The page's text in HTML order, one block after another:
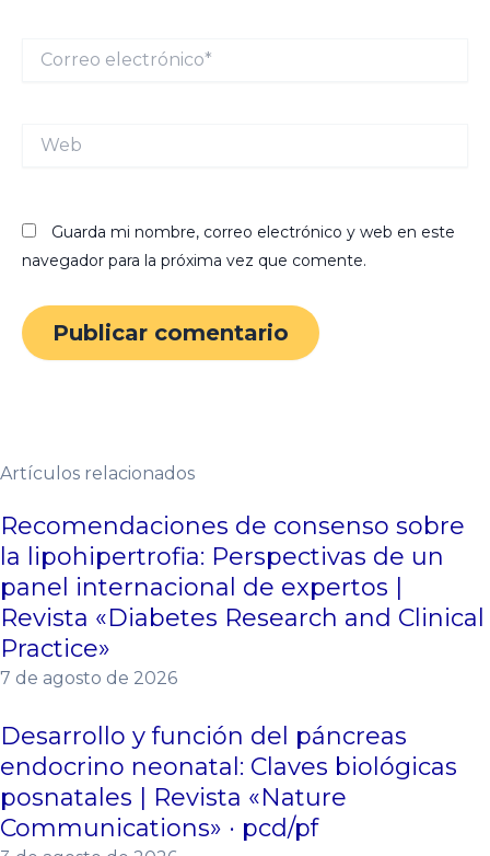
electrónico*
Guarda mi nombre, correo electrónico y web en este
navegador para la próxima vez que comente.
Artículos relacionados
Recomendaciones de consenso sobre
la lipohipertrofia: Perspectivas de un
panel internacional de expertos |
Revista «Diabetes Research and Clinical
Practice»
7 de agosto de 2026
Desarrollo y función del páncreas
endocrino neonatal: Claves biológicas
posnatales | Revista «Nature
Communications» · pcd/pf